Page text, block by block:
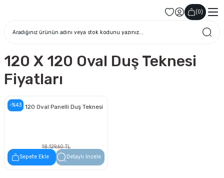
(0)
120 X 120 Oval Duş Teknesi
Fiyatları
-%43
120 x 120 Oval Panelli Duş Teknesi
18.129,60 TL
10.333,87 TL
Sepete Ekle Detaylı İncele